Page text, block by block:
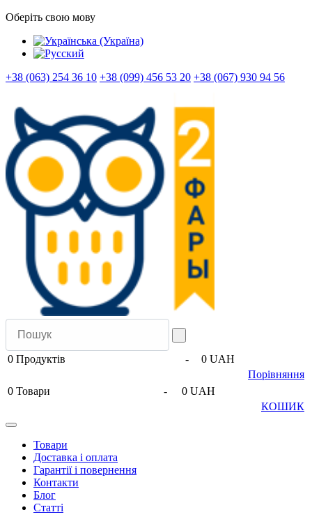
Оберіть свою мову
+38 (063) 254 36 10 +38 (099) 456 53 20 +38 (067) 930 94 56
0 Продуктів -
0 UAH
Порівняння
0 Товари -
0 UAH
КОШИК
Товари
Доставка і оплата
Гарантії і повернення
Контакти
Блог
Статті